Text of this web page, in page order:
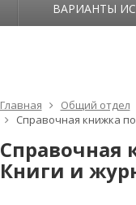
ВАРИАНТЫ
Главная Общий отдел
Справочная книжка по
Справочная
Книги и